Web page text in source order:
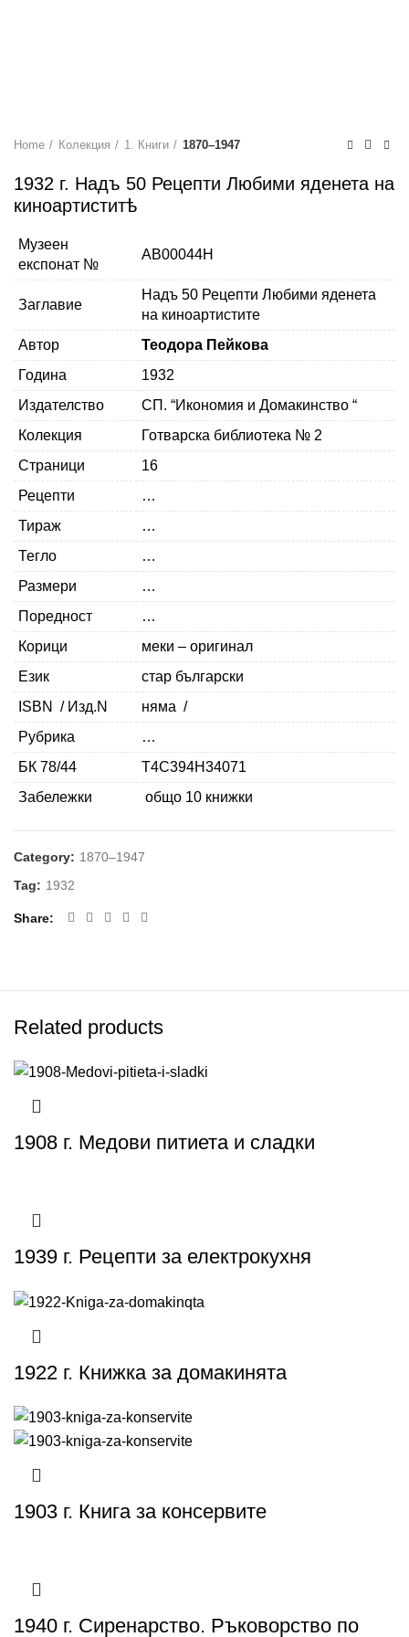
Home Колекция 1. Книги 1870–1947
1932 г. Надъ 50 Рецепти Любими яденета на
киноартиститѣ
Музеен
експонат №
AB00044H
Заглавие
Надъ 50 Рецепти Любими яденета
на киноартистите
Автор
Теодора Пейкова
Година
1932
Издателство
СП. “Икономия и Домакинство “
Колекция
Готварска библиотека № 2
Страници
16
Рецепти
…
Тираж
…
Тегло
…
Размери
…
Поредност
…
Корици
меки – оригинал
Език
стар български
ISBN / Изд.N
няма /
Рубрика
…
БК 78/44
Т4С394Н34071
Забележки
общо 10 книжки
Category: 1870–1947
Tag: 1932
Share
Related products
1908 г. Медови питиета и сладки
1939 г. Рецепти за електрокухня
1922 г. Книжка за домакинята
1903 г. Книга за консервите
1940 г. Сиренарство. Ръковорство по